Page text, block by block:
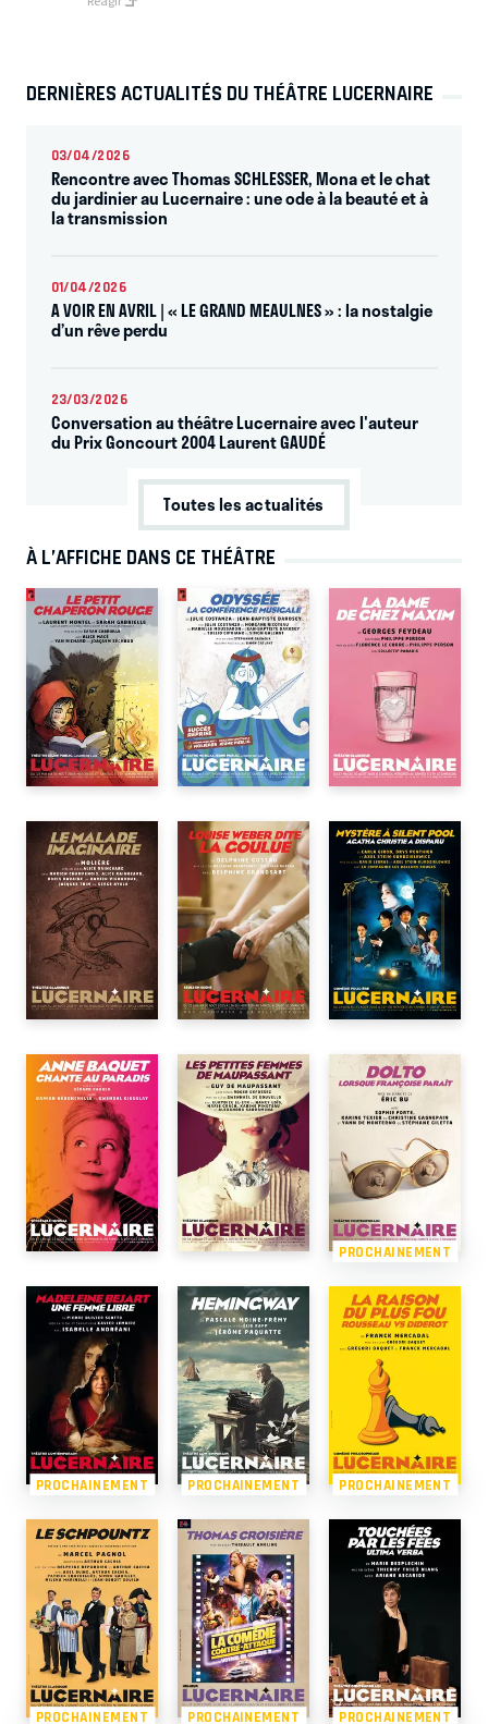
DERNIÈRES ACTUALITÉS DU THÉÂTRE LUCERNAIRE
03/04/2026
Rencontre avec Thomas SCHLESSER, Mona et le chat
du jardinier au Lucernaire : une ode à la beauté et à
la transmission
01/04/2026
A VOIR EN AVRIL | « LE GRAND MEAULNES » : la nostalgie
d’un rêve perdu
23/03/2026
Conversation au théâtre Lucernaire avec l'auteur
du Prix Goncourt 2004 Laurent GAUDÉ
Toutes les actualités
À L’AFFICHE DANS CE THÉÂTRE
PROCHAINEMENT
PROCHAINEMENT PROCHAINEMENT PROCHAINEMENT
PROCHAINEMENT PROCHAINEMENT PROCHAINEMENT